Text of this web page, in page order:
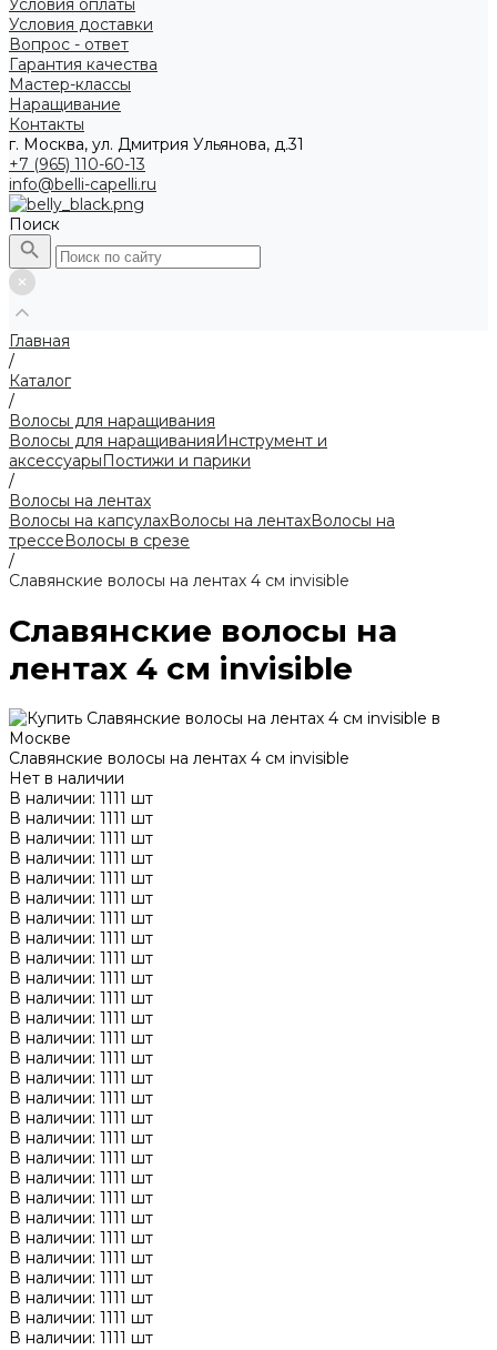
Условия оплаты
Условия доставки
Вопрос - ответ
Гарантия качества
Мастер-классы
Наращивание
Контакты
г. Москва, ул. Дмитрия Ульянова, д.31
+7 (965) 110-60-13
info@belli-capelli.ru
Поиск
Главная
/
Каталог
/
Волосы для наращивания
Волосы для наращиванияИнструмент и
аксессуарыПостижи и парики
/
Волосы на лентах
Волосы на капсулахВолосы на лентахВолосы на
трессеВолосы в срезе
/
Славянские волосы на лентах 4 см invisible
Славянские волосы на
лентах 4 см invisible
Славянские волосы на лентах 4 см invisible
Нет в наличии
В наличии: 1111 шт
В наличии: 1111 шт
В наличии: 1111 шт
В наличии: 1111 шт
В наличии: 1111 шт
В наличии: 1111 шт
В наличии: 1111 шт
В наличии: 1111 шт
В наличии: 1111 шт
В наличии: 1111 шт
В наличии: 1111 шт
В наличии: 1111 шт
В наличии: 1111 шт
В наличии: 1111 шт
В наличии: 1111 шт
В наличии: 1111 шт
В наличии: 1111 шт
В наличии: 1111 шт
В наличии: 1111 шт
В наличии: 1111 шт
В наличии: 1111 шт
В наличии: 1111 шт
В наличии: 1111 шт
В наличии: 1111 шт
В наличии: 1111 шт
В наличии: 1111 шт
В наличии: 1111 шт
В наличии: 1111 шт